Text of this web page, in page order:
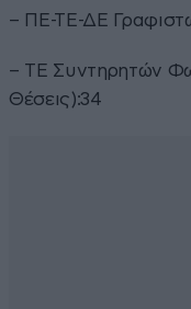
– ΠΕ-ΤΕ-ΔΕ
– ΤΕ Συντηρητών
Θέσεις):34